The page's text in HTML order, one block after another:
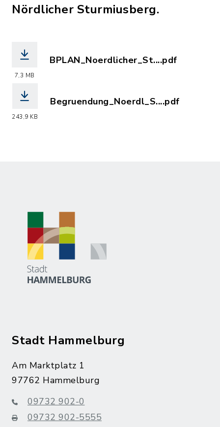
Nördlicher Sturmiusberg.
7,3 MB
BPLAN_Noerdlicher_St....pdf
243,9 KB
Begruendung_Noerdl_S....pdf
Stadt Hammelburg
Am Marktplatz 1
97762 Hammelburg
09732 902-0
09732 902-5555